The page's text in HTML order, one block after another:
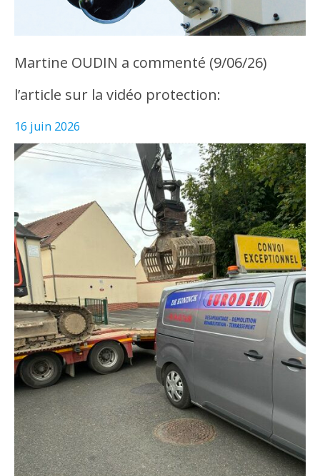
Martine OUDIN a commenté (9/06/26)
l’article sur la vidéo protection:
16 juin 2026